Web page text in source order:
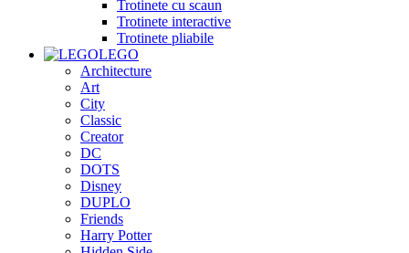
Trotinete cu scaun
Trotinete interactive
Trotinete pliabile
LEGO
Architecture
Art
City
Classic
Creator
DC
DOTS
Disney
DUPLO
Friends
Harry Potter